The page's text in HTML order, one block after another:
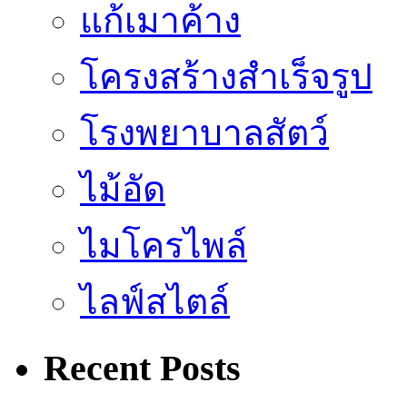
แก้เมาค้าง
โครงสร้างสำเร็จรูป
โรงพยาบาลสัตว์
ไม้อัด
ไมโครไพล์
ไลฟ์สไตล์
Recent Posts